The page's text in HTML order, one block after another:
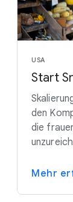
USA
Start
den
die
Mehr